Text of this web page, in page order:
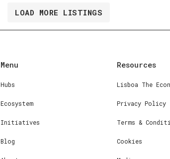
LOAD MORE LISTINGS
Menu
Hubs
Ecosystem
Initiatives
Blog
Resources
Lisboa The
Privacy Policy
Terms &
Cookies